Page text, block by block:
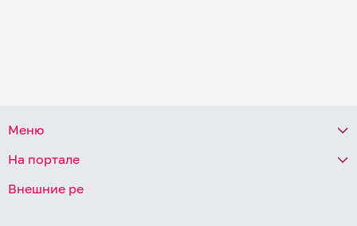
Меню
На портале
Внешние ре